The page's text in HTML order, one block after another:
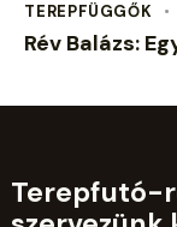
TEREPFÜGGŐK
Rév Balázs:
Terepfutó-